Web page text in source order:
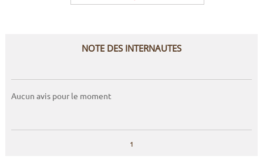
NOTE DES INTERNAUTES
Aucun avis pour le moment
1